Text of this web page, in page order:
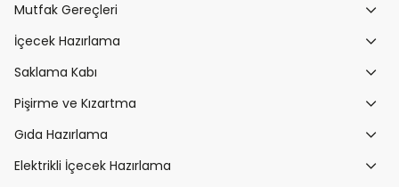
Mutfak Gereçleri
İçecek Hazırlama
Saklama Kabı
Pişirme ve Kızartma
Gıda Hazırlama
Elektrikli İçecek Hazırlama